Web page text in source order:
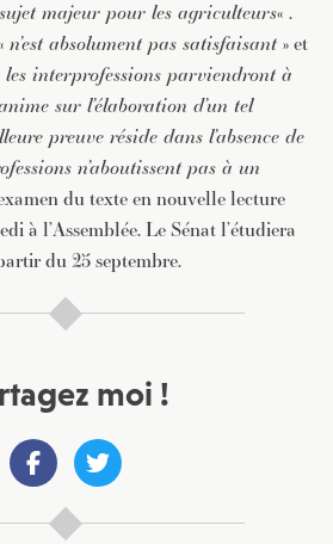
majeur pour les agriculteurs« .
n’est absolument pas satisfaisant» et
interprofessions parviendront à
sur l’élaboration d’un tel
preuve réside dans l’absence de
n’aboutissent pas à un
du texte en nouvelle lecture
à l’Assemblée. Le Sénat l’étudiera
du 25 septembre.
moi !